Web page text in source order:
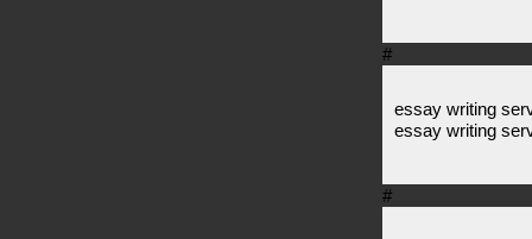
#
essay writing
essay writing
#